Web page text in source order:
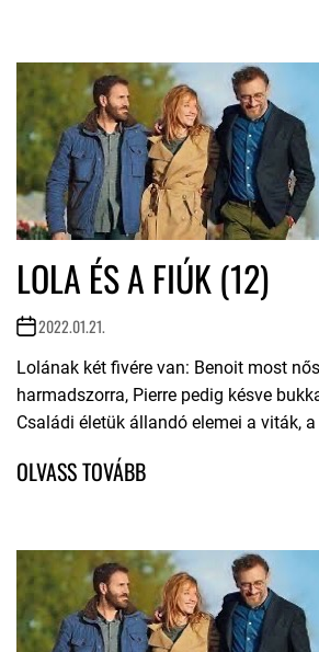
LOLA ÉS A FIÚK (12)
2022.01.21.
Lolának két fivére van: Benoit most
harmadszorra, Pierre pedig késve
Családi életük állandó elemei a viták, a